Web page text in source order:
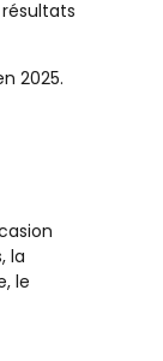
2025.
la
le